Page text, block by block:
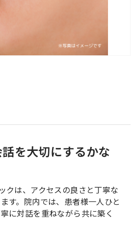
を大切にするかな
クは、アクセスの良さと丁寧な
す。院内では、患者様一人ひと
に対話を重ねながら共に築く